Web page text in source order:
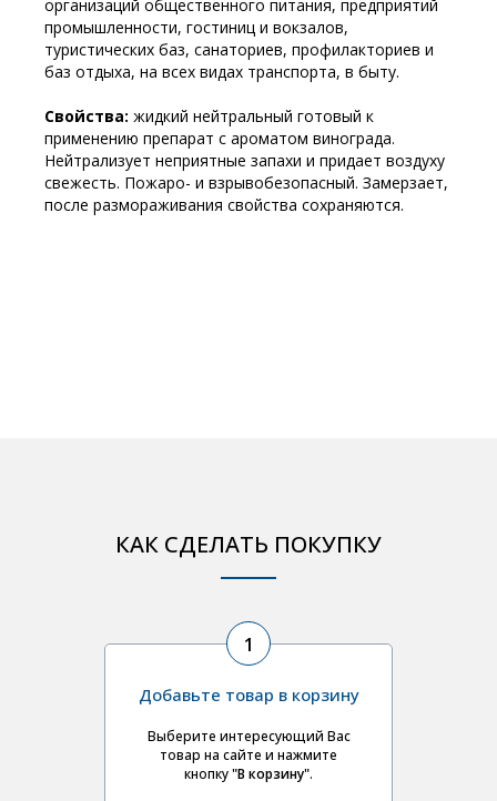
организаций общественного питания, предприятий
промышленности, гостиниц и вокзалов,
туристических баз, санаториев, профилакториев и
баз отдыха, на всех видах транспорта, в быту.
Свойства: жидкий нейтральный готовый к
применению препарат с ароматом винограда.
Нейтрализует неприятные запахи и придает воздуху
свежесть. Пожаро- и взрывобезопасный. Замерзает,
после размораживания свойства сохраняются.
КАК СДЕЛАТЬ ПОКУПКУ
Добавьте товар в корзину
Выберите интересующий Вас
товар на сайте и нажмите
кнопку"В корзину".
1